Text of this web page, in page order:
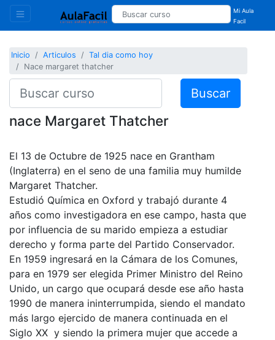
Mi Aula
Facil
Inicio Articulos
Tal dia como hoy
Nace margaret thatcher
Buscar
nace Margaret Thatcher
El 13 de Octubre de 1925 nace en Grantham
(Inglaterra) en el seno de una familia muy humilde
Margaret Thatcher.
Estudió Química en Oxford y trabajó durante 4
años como investigadora en ese campo, hasta que
por influencia de su marido empieza a estudiar
derecho y forma parte del Partido Conservador.
En 1959 ingresará en la Cámara de los Comunes,
para en 1979 ser elegida Primer Ministro del Reino
Unido, un cargo que ocupará desde ese año hasta
1990 de manera ininterrumpida, siendo el mandato
más largo ejercido de manera continuada en el
Siglo XX y siendo la primera mujer que accede a